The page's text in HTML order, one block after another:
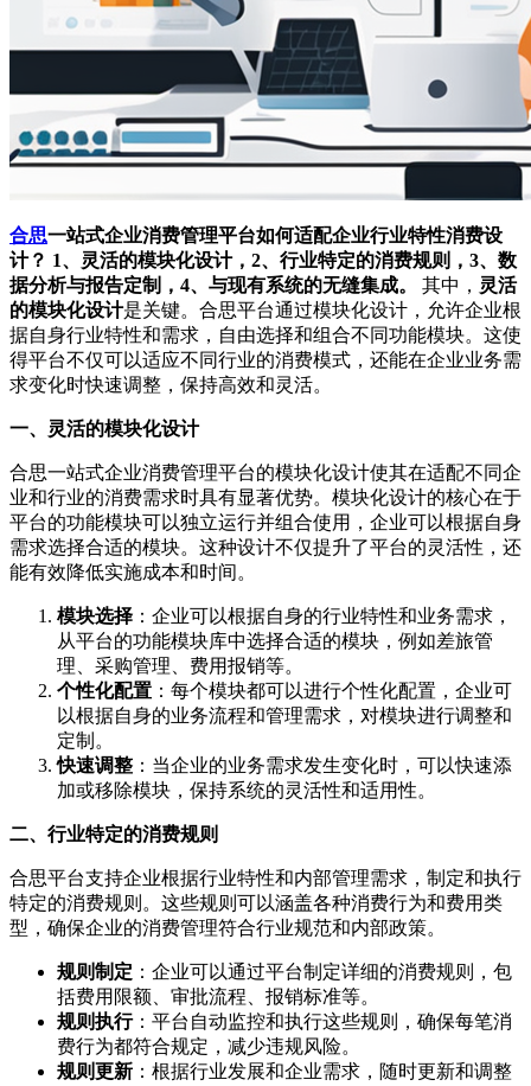
合思一站式企业消费管理平台如何适配企业行业特性消费设
计？ 1、灵活的模块化设计，2、行业特定的消费规则，3、数
据分析与报告定制，4、与现有系统的无缝集成。
其中， 灵活
的模块化设计是关键。合思平台通过模块化设计，允许企业根
据自身行业特性和需求，自由选择和组合不同功能模块。这使
得平台不仅可以适应不同行业的消费模式，还能在企业业务需
求变化时快速调整，保持高效和灵活。
一、灵活的模块化设计
合思一站式企业消费管理平台的模块化设计使其在适配不同企
业和行业的消费需求时具有显著优势。模块化设计的核心在于
平台的功能模块可以独立运行并组合使用，企业可以根据自身
需求选择合适的模块。这种设计不仅提升了平台的灵活性，还
能有效降低实施成本和时间。
模块选择 ：企业可以根据自身的行业特性和业务需求，
从平台的功能模块库中选择合适的模块，例如差旅管
理、采购管理、费用报销等。
个性化配置 ：每个模块都可以进行个性化配置，企业可
以根据自身的业务流程和管理需求，对模块进行调整和
定制。
快速调整 ：当企业的业务需求发生变化时，可以快速添
加或移除模块，保持系统的灵活性和适用性。
二、行业特定的消费规则
合思平台支持企业根据行业特性和内部管理需求，制定和执行
特定的消费规则。这些规则可以涵盖各种消费行为和费用类
型，确保企业的消费管理符合行业规范和内部政策。
规则制定 ：企业可以通过平台制定详细的消费规则，包
括费用限额、审批流程、报销标准等。
规则执行：平台自动监控和执行这些规则，确保每笔消
费行为都符合规定，减少违规风险。
规则更新 ：根据行业发展和企业需求，随时更新和调整